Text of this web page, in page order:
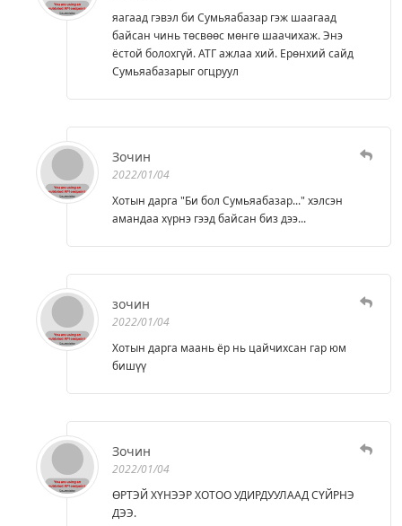
яагаад гэвэл би Сумьяабазар гэж шаагаад
байсан чинь төсвөөс мөнгө шаачихаж. Энэ
ёстой болохгүй. АТГ ажлаа хий. Ерөнхий сайд
Сумьяабазарыг огцруул
Зочин
2022/01/04
Хотын дарга "Би бол Сумьяабазар..." хэлсэн
амандаа хүрнэ гээд байсан биз дээ...
зочин
2022/01/04
Хотын дарга маань ёр нь цайчихсан гар юм
бишүү
Зочин
2022/01/04
ӨРТЭЙ ХҮНЭЭР ХОТОО УДИРДУУЛААД СҮЙРНЭ
ДЭЭ.